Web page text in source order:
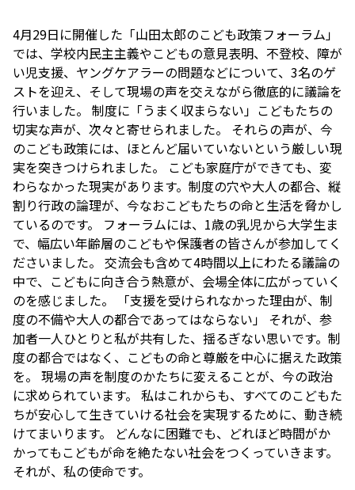
4月29日に開催した「山田太郎のこども政策フォーラム」
では、学校内民主主義やこどもの意見表明、不登校、障が
い児支援、ヤングケアラーの問題などについて、3名のゲ
ストを迎え、そして現場の声を交えながら徹底的に議論を
行いました。 制度に「うまく収まらない」こどもたちの
切実な声が、次々と寄せられました。 それらの声が、今
のこども政策には、ほとんど届いていないという厳しい現
実を突きつけられました。 こども家庭庁ができても、変
わらなかった現実があります。制度の穴や大人の都合、縦
割り行政の論理が、今なおこどもたちの命と生活を脅かし
ているのです。 フォーラムには、1歳の乳児から大学生ま
で、幅広い年齢層のこどもや保護者の皆さんが参加してく
ださいました。 交流会も含めて4時間以上にわたる議論の
中で、こどもに向き合う熱意が、会場全体に広がっていく
のを感じました。 「支援を受けられなかった理由が、制
度の不備や大人の都合であってはならない」 それが、参
加者一人ひとりと私が共有した、揺るぎない思いです。制
度の都合ではなく、こどもの命と尊厳を中心に据えた政策
を。 現場の声を制度のかたちに変えることが、今の政治
に求められています。 私はこれからも、すべてのこどもた
ちが安心して生きていける社会を実現するために、動き続
けてまいります。 どんなに困難でも、どれほど時間がか
かっても――こどもが命を絶たない社会をつくっていきます。
それが、私の使命です。